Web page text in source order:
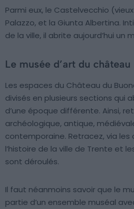
Parmi eux, le Castelvecchio
Palazzo, et la Giunta Albertina.
de la ville, il abrite aujourd’hui un
Le musée d’art du château
Les espaces du Château du
divisés en plusieurs sections qui
d’une époque différente. Ainsi,
archéologique, antique,
contemporaine. Retracez, via les
l’histoire de la ville de Trente et
sont déroulés.
Il faut néanmoins savoir que le
partie d’un ensemble muséal